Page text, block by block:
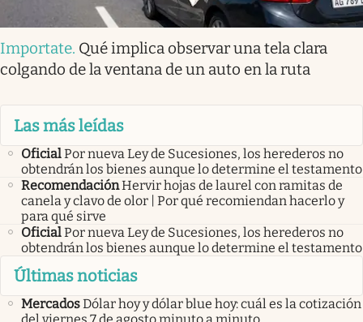
Importate. Qué implica observar una tela clara
colgando de la ventana de un auto en la ruta
Las más leídas
OficialPor nueva Ley de Sucesiones, los herederos no
obtendrán los bienes aunque lo determine el testamento
RecomendaciónHervir hojas de laurel con ramitas de
canela y clavo de olor | Por qué recomiendan hacerlo y
para qué sirve
OficialPor nueva Ley de Sucesiones, los herederos no
obtendrán los bienes aunque lo determine el testamento
Últimas noticias
MercadosDólar hoy y dólar blue hoy: cuál es la cotización